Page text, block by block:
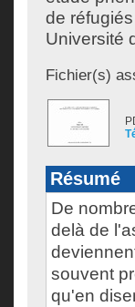
de
Université
Fichier(s)
Résumé
De
delà de
souvent
qu'en